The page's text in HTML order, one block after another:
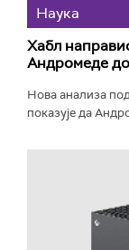
Наука
Хабл
Андромеде
Нова анализа
показује да